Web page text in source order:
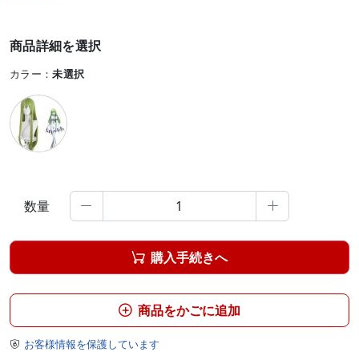
商品詳細を選択
カラー：未選択
数量  
 購入手続きへ
 商品をかごに追加
 お客様情報を保護しています